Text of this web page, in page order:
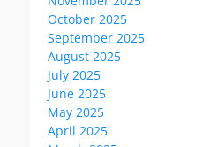
October 2025
September 2025
August 2025
July 2025
June 2025
May 2025
April 2025